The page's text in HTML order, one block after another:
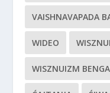
VAISHNAVAPADA
WIDEO
WISZNUIZM